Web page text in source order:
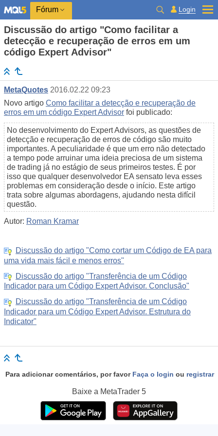
Fórum Login
Discussão do artigo "Como facilitar a
detecção e recuperação de erros em um
código Expert Advisor"
MetaQuotes 2016.02.22 09:23
Novo artigo Como facilitar a detecção e recuperação de
erros em um código Expert Advisor foi publicado:
No desenvolvimento do Expert Advisors, as questões de
detecção e recuperação de erros de código são muito
importantes. A peculiaridade é que um erro não detectado
a tempo pode arruinar uma ideia preciosa de um sistema
de trading já no estágio de seus primeiros testes. É por
isso que qualquer desenvolvedor EA sensato leva esses
problemas em consideração desde o início. Este artigo
trata sobre algumas abordagens, ajudando nesta difícil
questão.
Autor: Roman Kramar
Discussão do artigo "Como cortar um Código de EA para
uma vida mais fácil e menos erros"
Discussão do artigo "Transferência de um Código
Indicador para um Código Expert Advisor. Conclusão"
Discussão do artigo "Transferência de um Código
Indicador para um Código Expert Advisor. Estrutura do
Indicator"
Para adicionar comentários, por favor Faça o login ou registrar
Baixe a MetaTrader 5